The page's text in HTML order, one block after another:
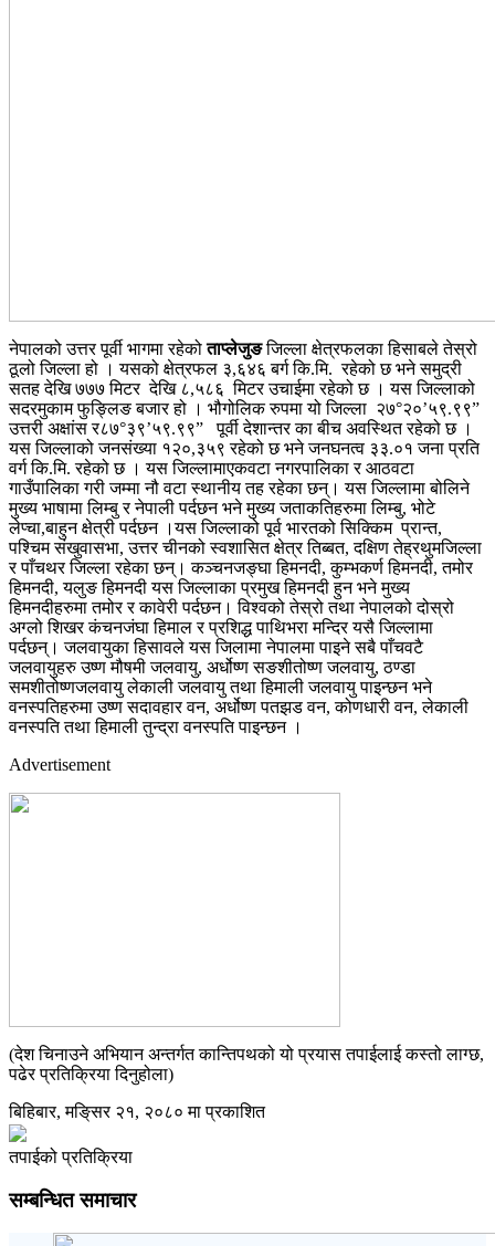
नेपालको उत्तर पूर्वी भागमा रहेकोताप्लेजुङजिल्ला क्षेत्रफलका हिसाबले तेस्रो
ठूलो जिल्ला हो । यसको क्षेत्रफल ३,६४६ बर्ग कि.मि. रहेको छ भने समुद्री
सतह देखि ७७७ मिटर देखि ८,५८६ मिटर उचाईमा रहेको छ । यस जिल्लाको
सदरमुकाम फुङ्लिङ बजार हो । भौगोलिक रुपमा यो जिल्ला २७°२०’५९.९९”
उत्तरी अक्षांस र८७°३९’५९.९९” पूर्वी देशान्तर का बीच अवस्थित रहेको छ ।
यस जिल्लाको जनसंख्या १२०,३५९ रहेको छ भने जनघनत्व ३३.०१ जना प्रति
वर्ग कि.मि. रहेको छ । यस जिल्लामाएकवटा नगरपालिका र आठवटा
गाउँपालिका गरी जम्मा नौ वटा स्थानीय तह रहेका छन्। यस जिल्लामा बोलिने
मुख्य भाषामा लिम्बु र नेपाली पर्दछन भने मुख्य जताकतिहरुमा लिम्बु, भोटे
लेप्चा,बाहुन क्षेत्री पर्दछन ।यस जिल्लाको पूर्व भारतको सिक्किम प्रान्त,
पश्चिम संखुवासभा, उत्तर चीनको स्वशासित क्षेत्र तिब्बत, दक्षिण तेह्रथुमजिल्ला
र पाँचथर जिल्ला रहेका छन्। कञ्चनजङ्घा हिमनदी, कुम्भकर्ण हिमनदी, तमोर
हिमनदी, यलुङ हिमनदी यस जिल्लाका प्रमुख हिमनदी हुन भने मुख्य
हिमनदीहरुमा तमोर र कावेरी पर्दछन। विश्वको तेस्रो तथा नेपालको दोस्रो
अग्लो शिखर कंचनजंघा हिमाल र प्रशिद्ध पाथिभरा मन्दिर यसै जिल्लामा
पर्दछन्। जलवायुका हिसावले यस जिलामा नेपालमा पाइने सबै पाँचवटै
जलवायुहरु उष्ण मौषमी जलवायु, अर्धोष्ण सङशीतोष्ण जलवायु, ठण्डा
समशीतोष्णजलवायु लेकाली जलवायु तथा हिमाली जलवायु पाइन्छन भने
वनस्पतिहरुमा उष्ण सदावहार वन, अर्धोष्ण पतझड वन, कोणधारी वन, लेकाली
वनस्पति तथा हिमाली तुन्द्रा वनस्पति पाइन्छन ।
Advertisement
(देश चिनाउने अभियान अन्तर्गत कान्तिपथको यो प्रयास तपाईलाई कस्तो लाग्छ,
पढेर प्रतिक्रिया दिनुहोला)
बिहिबार, मङि्सर २१, २०८० मा प्रकाशित
तपाईको प्रतिक्रिया
सम्बन्धित समाचार